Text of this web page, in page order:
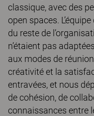
classique, avec des
open spaces.
du reste de
n’étaient pas
aux modes de réunion
créativité et la
entravées, et nous
de cohésion, de
connaissances entre